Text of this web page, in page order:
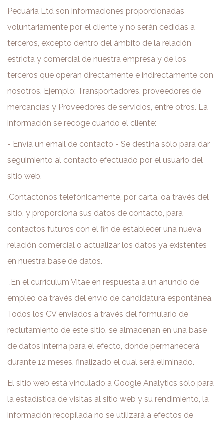
Pecuária Ltd son informaciones proporcionadas
voluntariamente por el cliente y no serán cedidas a
terceros, excepto dentro del ámbito de la relación
estricta y comercial de nuestra empresa y de los
terceros que operan directamente e indirectamente con
nosotros, Ejemplo: Transportadores, proveedores de
mercancías y Proveedores de servicios, entre otros. La
información se recoge cuando el cliente:
- Envía un email de contacto - Se destina sólo para dar
seguimiento al contacto efectuado por el usuario del
sitio web.
.Contactonos telefónicamente, por carta, oa través del
sitio, y proporciona sus datos de contacto, para
contactos futuros con el fin de establecer una nueva
relación comercial o actualizar los datos ya existentes
en nuestra base de datos.
.En el currículum Vitae en respuesta a un anuncio de
empleo oa través del envío de candidatura espontánea.
Todos los CV enviados a través del formulario de
reclutamiento de este sitio, se almacenan en una base
de datos interna para el efecto, donde permanecerá
durante 12 meses, finalizado el cual será eliminado.
El sitio web está vinculado a Google Analytics sólo para
la estadística de visitas al sitio web y su rendimiento, la
información recopilada no se utilizará a efectos de